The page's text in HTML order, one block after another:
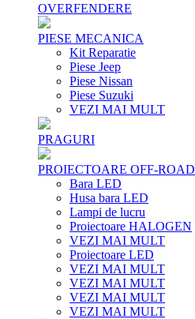
OVERFENDERE
PIESE MECANICA
Kit Reparatie
Piese Jeep
Piese Nissan
Piese Suzuki
VEZI MAI MULT
PRAGURI
PROIECTOARE OFF-ROAD
Bara LED
Husa bara LED
Lampi de lucru
Proiectoare HALOGEN
VEZI MAI MULT
Proiectoare LED
VEZI MAI MULT
VEZI MAI MULT
VEZI MAI MULT
VEZI MAI MULT